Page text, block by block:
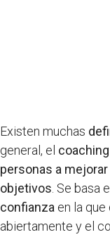
Existen muchas
general, el
personas a
objetivos . Se basa
confianza en la
abiertamente y el